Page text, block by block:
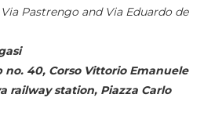
Pastrengo and Via Eduardo de
no. 40, Corso Vittorio Emanuele
railway station, Piazza Carlo